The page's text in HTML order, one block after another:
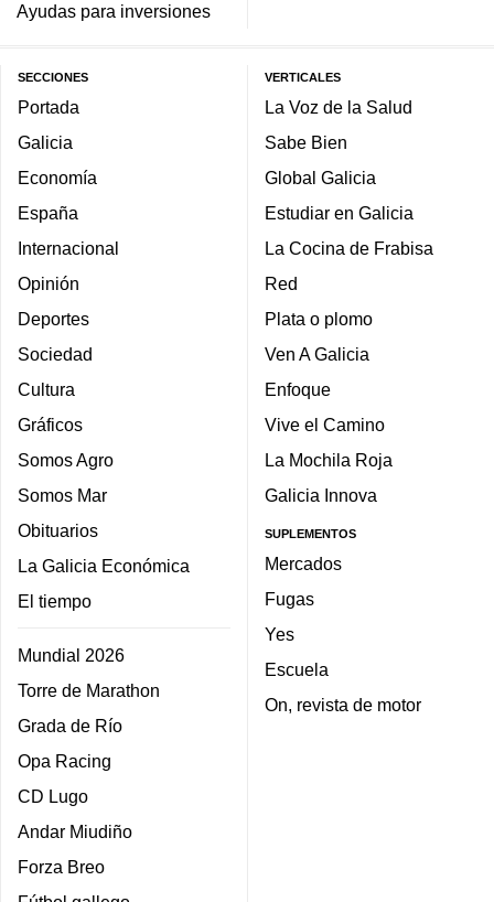
Ayudas para inversiones
SECCIONES
Portada
Galicia
Economía
España
Internacional
Opinión
Deportes
Sociedad
Cultura
Gráficos
Somos Agro
Somos Mar
Obituarios
La Galicia Económica
El tiempo
Mundial 2026
Torre de Marathon
Grada de Río
Opa Racing
CD Lugo
Andar Miudiño
Forza Breo
VERTICALES
La Voz de la Salud
Sabe Bien
Global Galicia
Estudiar en Galicia
La Cocina de Frabisa
Red
Plata o plomo
Ven A Galicia
Enfoque
Vive el Camino
La Mochila Roja
Galicia Innova
SUPLEMENTOS
Mercados
Fugas
Yes
Escuela
On, revista de motor